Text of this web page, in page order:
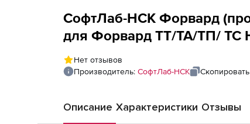
СофтЛаб-НСК Форвард
для Форвард ТТ/ТА/ТП/ ТС
Нет отзывов
Производитель: СофтЛаб-НСК
Описание Характеристики Отзывы